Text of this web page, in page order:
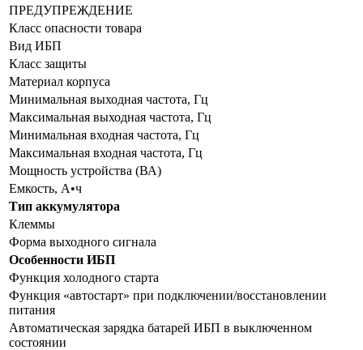
ПРЕДУПРЕЖДЕНИЕ
Класс опасности товара
Вид ИБП
Класс защиты
Материал корпуса
Минимальная выходная частота, Гц
Максимальная выходная частота, Гц
Минимальная входная частота, Гц
Максимальная входная частота, Гц
Мощность устройства (ВА)
Емкость, А•ч
Тип аккумулятора
Клеммы
Форма выходного сигнала
Особенности ИБП
Функция холодного старта
Функция «автостарт» при подключении/восстановлении
питания
Автоматическая зарядка батарей ИБП в выключенном
состоянии